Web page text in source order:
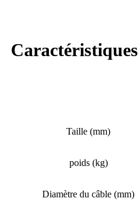
Caractéristiques
Taille (mm)
poids (kg)
Diamètre du câble (mm)